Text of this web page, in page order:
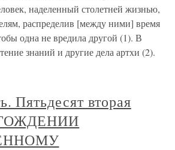
наделенный столетней жизнью,
распределив [между ними] время
одна не вредила другой (1). В
знаний и другие дела артхи (2).
Пятьдесят вторая